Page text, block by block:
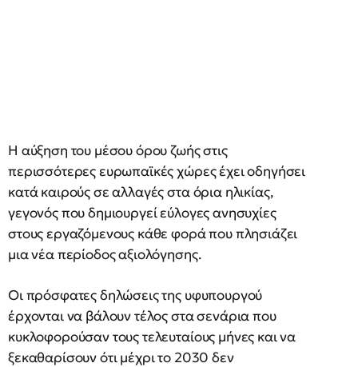
Η αύξηση του μέσου όρου ζωής στις
περισσότερες ευρωπαϊκές χώρες έχει οδηγήσει
κατά καιρούς σε αλλαγές στα όρια ηλικίας,
γεγονός που δημιουργεί εύλογες ανησυχίες
στους εργαζόμενους κάθε φορά που πλησιάζει
μια νέα περίοδος αξιολόγησης.
Οι πρόσφατες δηλώσεις της υφυπουργού
έρχονται να βάλουν τέλος στα σενάρια που
κυκλοφορούσαν τους τελευταίους μήνες και να
ξεκαθαρίσουν ότι μέχρι το 2030 δεν